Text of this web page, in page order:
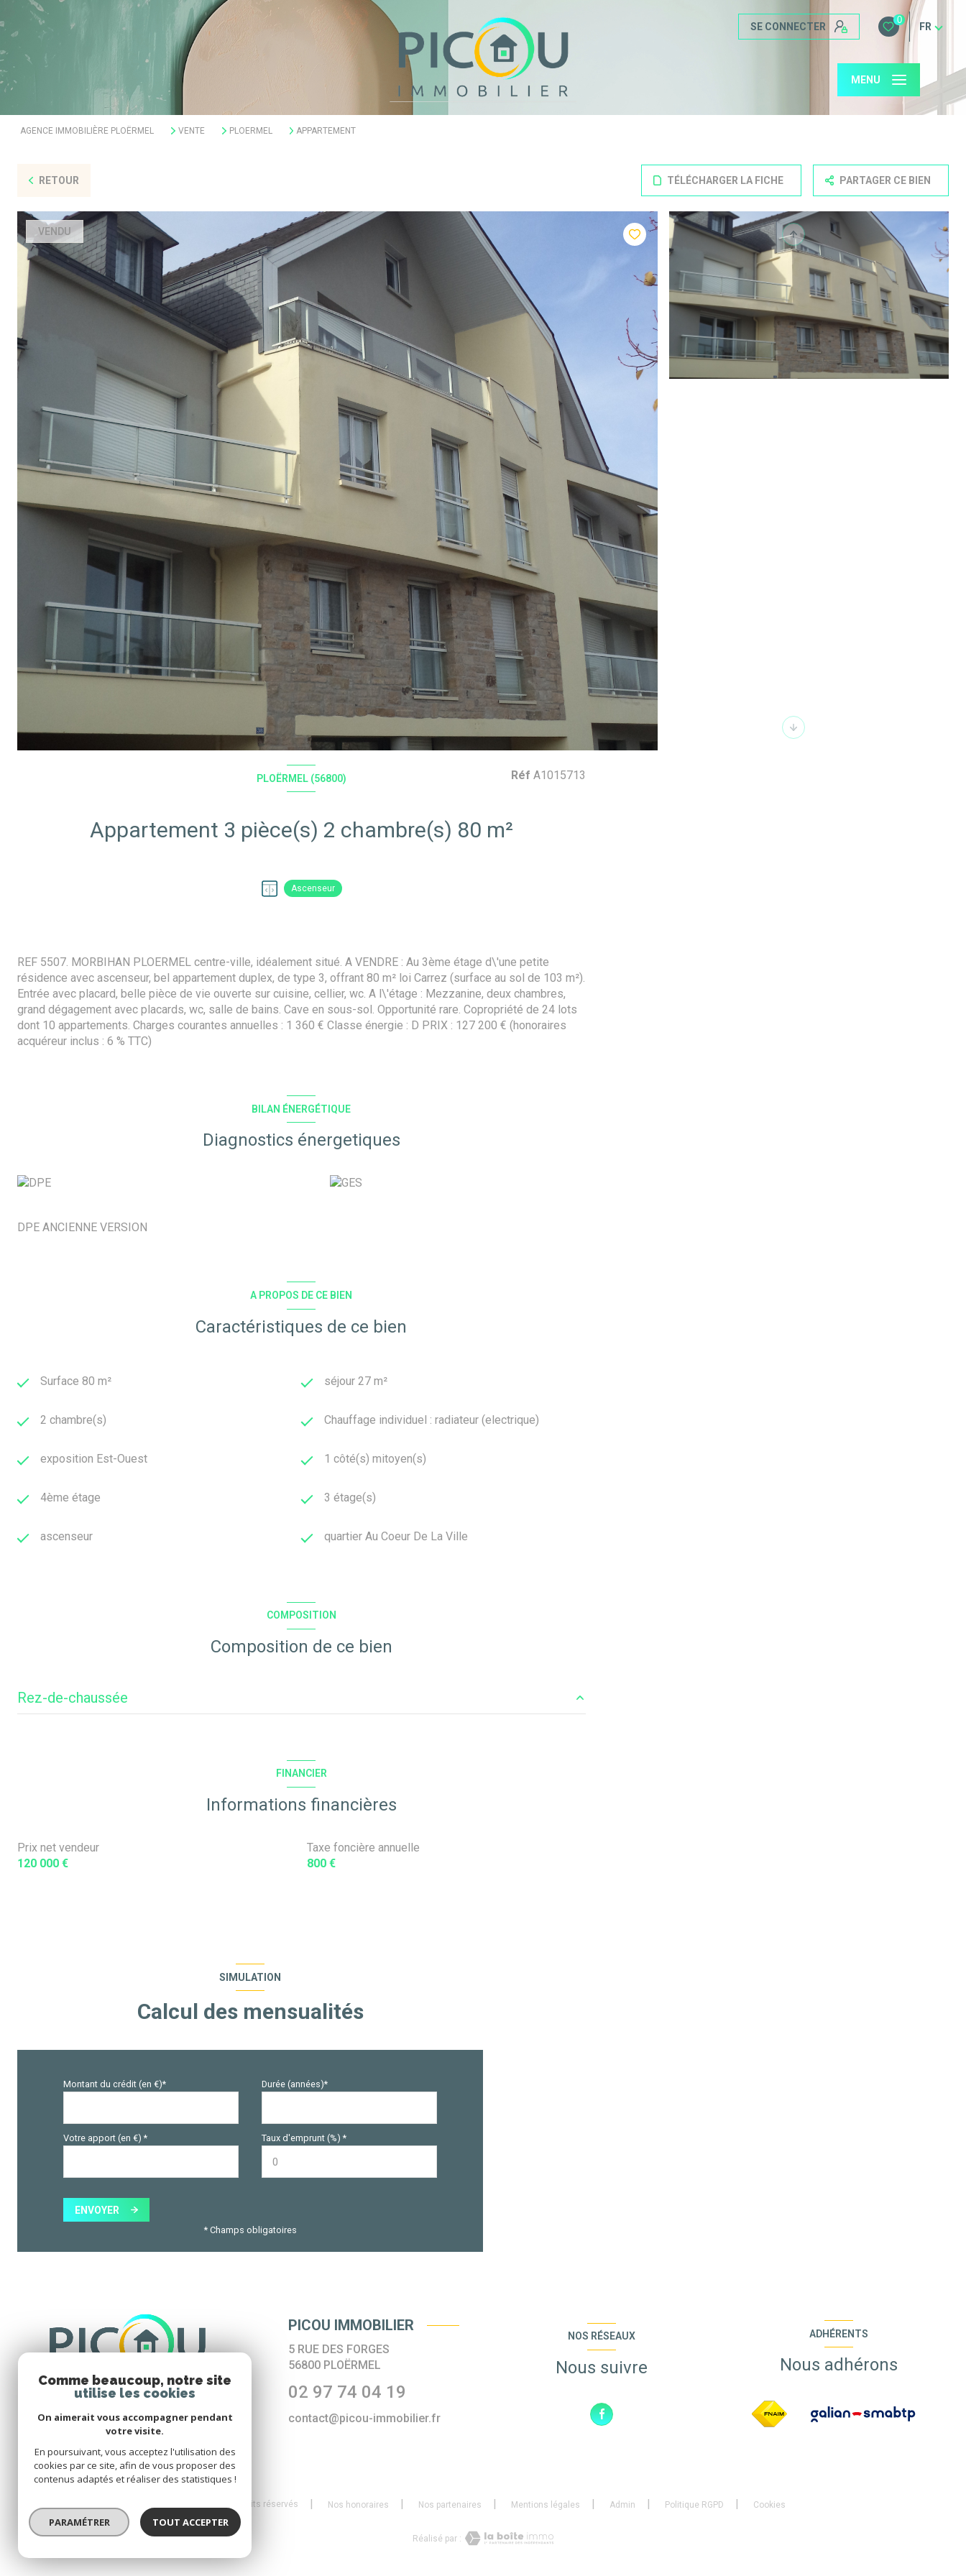
SE CONNECTER
0
FR
MENU
AGENCE IMMOBILIÈRE PLOËRMEL VENTE PLOERMEL APPARTEMENT
RETOUR TÉLÉCHARGER LA FICHE PARTAGER CE BIEN
VENDU
PLOËRMEL (56800)
Appartement 3 pièce(s) 2 chambre(s) 80 m²
Ascenseur
Réf A1015713
REF 5507. MORBIHAN PLOERMEL centre-ville, idéalement situé. A VENDRE : Au 3ème étage d\'une petite
résidence avec ascenseur, bel appartement duplex, de type 3, offrant 80 m² loi Carrez (surface au sol de 103 m²).
Entrée avec placard, belle pièce de vie ouverte sur cuisine, cellier, wc. A l\'étage : Mezzanine, deux chambres,
grand dégagement avec placards, wc, salle de bains. Cave en sous-sol. Opportunité rare. Copropriété de 24 lots
dont 10 appartements. Charges courantes annuelles : 1 360 € Classe énergie : D PRIX : 127 200 € (honoraires
acquéreur inclus : 6 % TTC)
BILAN ÉNERGÉTIQUE
Diagnostics énergetiques
DPE ANCIENNE VERSION
A PROPOS DE CE BIEN
Caractéristiques de ce bien
Surface 80 m² séjour 27 m²
2 chambre(s) Chauffage individuel : radiateur (electrique)
exposition Est-Ouest 1 côté(s) mitoyen(s)
4ème étage 3 étage(s)
ascenseur quartier Au Coeur De La Ville
COMPOSITION
Composition de ce bien
Rez-de-chaussée
Bureau
FINANCIER
Informations financières
Prix net vendeur
120 000 €
Taxe foncière annuelle
800 €
SIMULATION
Calcul des mensualités
Montant du crédit (en €)* Durée (années)*
Votre apport (en €) * Taux d'emprunt (%) *
ENVOYER
* Champs obligatoires
PICOU IMMOBILIER
5 RUE DES FORGES
56800 PLOËRMEL
02 97 74 04 19
contact@picou-immobilier.fr
NOS RÉSEAUX
Nous suivre
ADHÉRENTS
Nous adhérons
© 2026 | Tous droits réservés Nos honoraires Nos partenaires Mentions légales Admin Politique RGPD Cookies
Réalisé par :
Comme beaucoup, notre site
utilise les cookies
On aimerait vous accompagner pendant
votre visite.
En poursuivant, vous acceptez l'utilisation des
cookies par ce site, afin de vous proposer des
contenus adaptés et réaliser des statistiques !
PARAMÉTRER TOUT ACCEPTER